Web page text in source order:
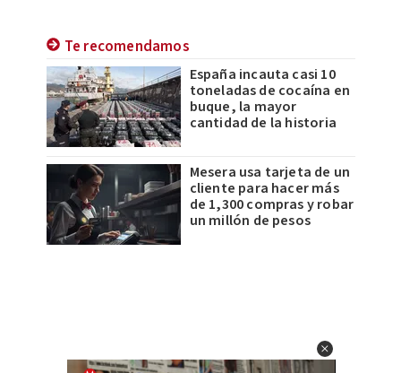
Te recomendamos
España incauta casi 10
toneladas de cocaína en
buque, la mayor
cantidad de la historia
Mesera usa tarjeta de un
cliente para hacer más
de 1,300 compras y robar
un millón de pesos